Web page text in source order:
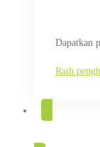
Dapatkan
Raih